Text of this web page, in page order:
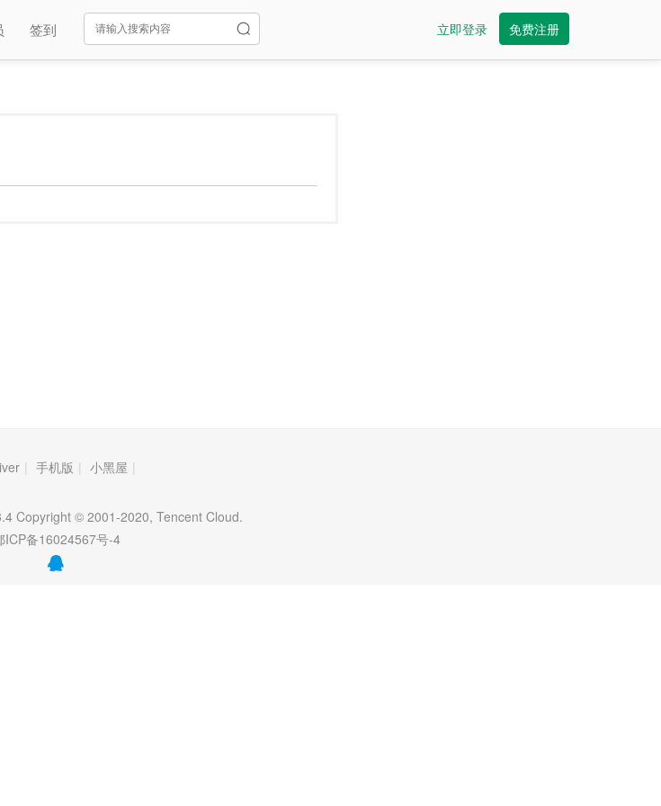
签到 立即登录 免费注册
| 手机版 | 小黑屋 |
Copyright © 2001-2020, Tencent Cloud.
ICP备16024567号-4